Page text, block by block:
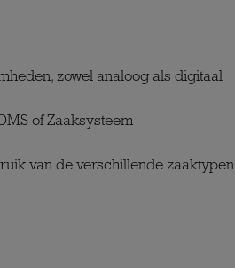
zowel analoog als digitaal
of Zaaksysteem
van de verschillende zaaktypen